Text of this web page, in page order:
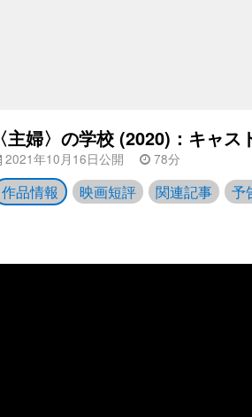
〈主婦〉の学校 (2020)：キャ
2021年10月16日公開 78分
作品情報 映画短評 関連記事 予